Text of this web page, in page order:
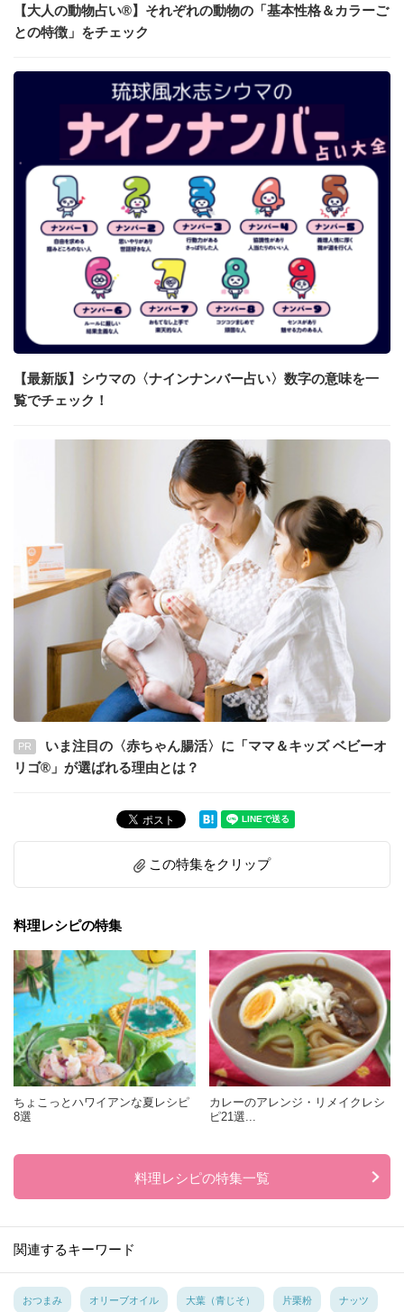
【大人の動物占い®】それぞれの動物の「基本性格＆カラーご
との特徴」をチェック
【最新版】シウマの〈ナインナンバー占い〉数字の意味を一
覧でチェック！
PR
いま注目の〈赤ちゃん腸活〉に「ママ＆キッズ ベビーオ
リゴ®」が選ばれる理由とは？
この特集をクリップ
料理レシピの特集
ちょこっとハワイアンな夏レシピ
8選
カレーのアレンジ・リメイクレシ
ピ21選...
料理レシピの特集一覧
関連するキーワード
おつまみ オリーブオイル 大葉（青じそ） 片栗粉 ナッツ